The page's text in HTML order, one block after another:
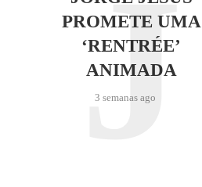
PROMETE UMA
‘RENTRÉE’
ANIMADA
3 semanas ago
J